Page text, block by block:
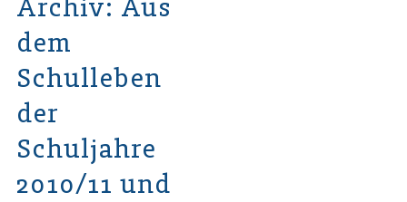
Archiv: Aus
dem
Schulleben
der
Schuljahre
2010/11 und